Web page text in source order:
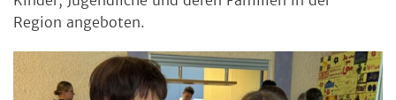
Region angeboten.